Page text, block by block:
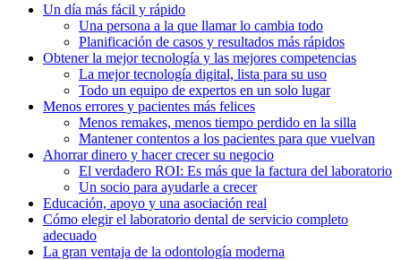
Un día más fácil y rápido
Una persona a la que llamar lo cambia todo
Planificación de casos y resultados más rápidos
Obtener la mejor tecnología y las mejores competencias
La mejor tecnología digital, lista para su uso
Todo un equipo de expertos en un solo lugar
Menos errores y pacientes más felices
Menos remakes, menos tiempo perdido en la silla
Mantener contentos a los pacientes para que vuelvan
Ahorrar dinero y hacer crecer su negocio
El verdadero ROI: Es más que la factura del laboratorio
Un socio para ayudarle a crecer
Educación, apoyo y una asociación real
Cómo elegir el laboratorio dental de servicio completo
adecuado
La gran ventaja de la odontología moderna